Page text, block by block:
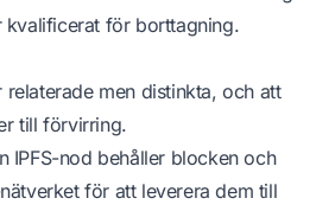
kvalificerat för borttagning.
relaterade men distinkta, och att
till förvirring.
IPFS-nod behåller blocken och
för att leverera dem till